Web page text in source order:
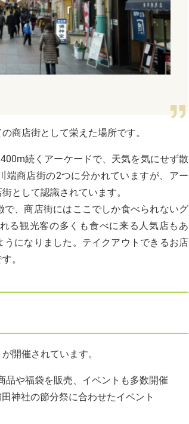
商店街として栄えた場所です。
続くアーケードで、天気を気にせず散
端商店街の2つに分かれていますが、アー
として認識されています。
、商店街にはここでしか食べられないグ
る観光客の多くも食べに来る人気店もあ
になりました。テイクアウトできるお店
。
開催されています。
品や福袋を販売、イベントも多数開催
神社の節分祭に合わせたイベント